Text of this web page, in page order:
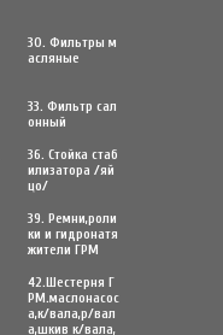
30. Фильтры м
асляные
33. Фильтр сал
онный
36. Стойка стаб
илизатора /яй
цо/
39. Ремни,роли
ки и гидронатя
жители ГРМ
42.Шестерня Г
РМ.маслонасос
а,к/вала,р/вал
а,шкив к/вала,